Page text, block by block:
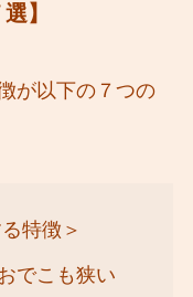
】
が以下の７つの
特徴＞
でこも狭い